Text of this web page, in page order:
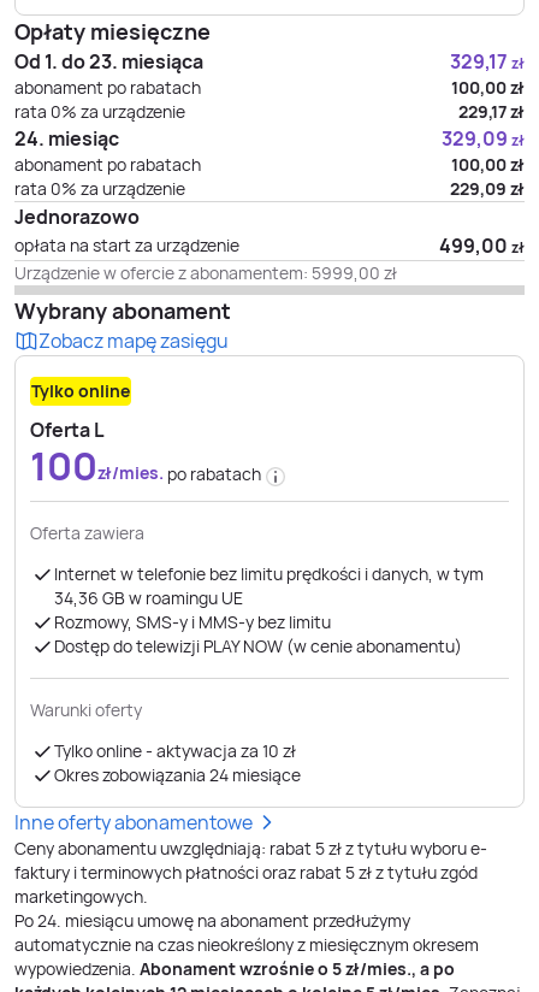
Opłaty miesięczne
Od 1. do 23. miesiąca 329,17 zł
abonament po rabatach 100,00zł
rata 0% za urządzenie
229,17zł
24. miesiąc 329,09 zł
abonament po rabatach 100,00zł
rata 0% za urządzenie
229,09 zł
Jednorazowo
opłata na start za urządzenie 499,00 zł
Urządzenie w ofercie z abonamentem: 5999,00 zł
Wybrany abonament
Zobacz mapę zasięgu
Tylko online
Oferta L
100zł/mies. po rabatach
Oferta zawiera
Internet w telefonie bez limitu prędkości i danych, w tym
34,36 GB ​​​​​​​w roamingu UE
Rozmowy, SMS-y i MMS-y bez limitu
Dostęp do telewizji PLAY NOW (w cenie abonamentu)
Warunki oferty
Tylko online - aktywacja za 10 zł
Okres zobowiązania 24 miesiące
Inne oferty abonamentowe
Ceny abonamentu uwzględniają: rabat 5 zł z tytułu wyboru e-
faktury i terminowych płatności oraz rabat 5 zł z tytułu zgód
marketingowych.
Po24. miesiącu umowę na abonament przedłużymy
automatycznie na czas nieokreślony z miesięcznym okresem
wypowiedzenia. Abonament wzrośnie o 5zł/mies., a po